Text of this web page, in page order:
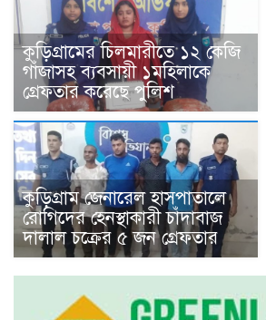
কুড়িগ্রামের চিলমারীতে ১২ কেজি
গাঁজাসহ ব্যবসায়ী ১মহিলাকে
গ্রেফতার করেছে পুলিশ
কুড়িগ্রাম জেনারেল হাসপাতালে
রোগিদের হেনস্থাকারী চাঁদাবাজ
দালাল চক্রের ৫ জন গ্রেফতার